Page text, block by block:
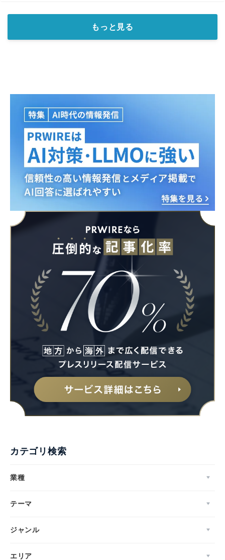
もっと見る
カテゴリ検索
業種
テーマ
ジャンル
エリア